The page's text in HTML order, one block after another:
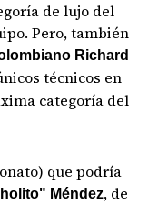
de lujo del
Pero, también
Richard
técnicos en
categoría del
que podría
Méndez, de